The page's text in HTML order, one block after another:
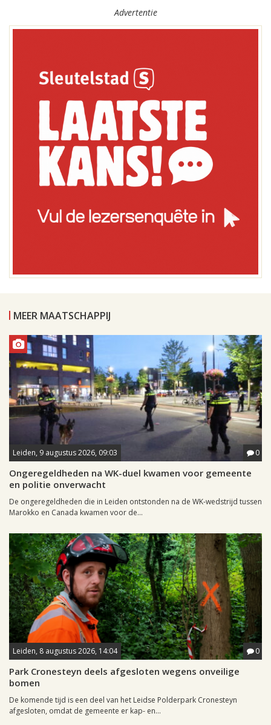
Advertentie
MEER MAATSCHAPPIJ
Leiden, 9 augustus 2026, 09:03 0
Ongeregeldheden na WK-duel kwamen voor gemeente
en politie onverwacht
De ongeregeldheden die in Leiden ontstonden na de WK-wedstrijd tussen
Marokko en Canada kwamen voor de...
Leiden, 8 augustus 2026, 14:04 0
Park Cronesteyn deels afgesloten wegens onveilige
bomen
De komende tijd is een deel van het Leidse Polderpark Cronesteyn
afgesloten, omdat de gemeente er kap- en...